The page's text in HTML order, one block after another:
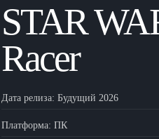
STAR
Racer
Дата релиза: Будущий 2026
Платформа: ПК